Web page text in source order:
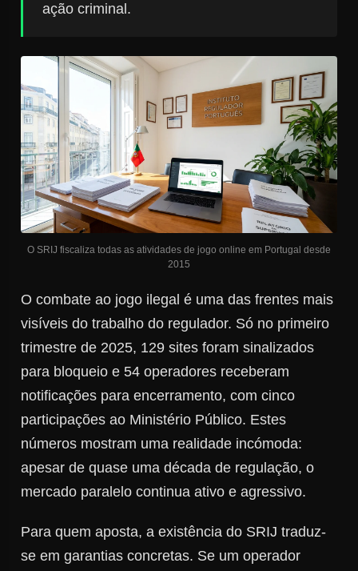
ação criminal.
O SRIJ fiscaliza todas as atividades de jogo online em Portugal desde
2015
O combate ao jogo ilegal é uma das frentes mais
visíveis do trabalho do regulador. Só no primeiro
trimestre de 2025, 129 sites foram sinalizados
para bloqueio e 54 operadores receberam
notificações para encerramento, com cinco
participações ao Ministério Público. Estes
números mostram uma realidade incómoda:
apesar de quase uma década de regulação, o
mercado paralelo continua ativo e agressivo.
Para quem aposta, a existência do SRIJ traduz-
se em garantias concretas. Se um operador